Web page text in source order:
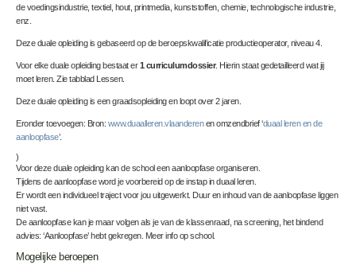
de voedingsindustrie, textiel, hout, printmedia, kunststoffen, chemie, technologische industrie,
enz.
Deze duale opleiding is gebaseerd op de beroepskwalificatieproductieoperator, niveau 4.
Voor elke duale opleiding bestaat er1 curriculumdossier. Hierin staat gedetailleerd wat jij
moet leren. Zie tabblad Lessen.
Deze duale opleiding is een graadsopleiding en loopt over 2 jaren.
Eronder toevoegen: Bron: www.duaalleren.vlaanderenen omzendbrief ‘duaal leren en de
aanloopfase’.
)
Voor deze duale opleiding kan de school een aanloopfase organiseren.
Tijdens de aanloopfase word je voorbereid op de instap in duaal leren.
Er wordt een individueel traject voor jou uitgewerkt. Duur en inhoud van de aanloopfase liggen
niet vast.
De aanloopfase kan je maar volgen als je van de klassenraad, na screening, het bindend
advies: ‘Aanloopfase’ hebt gekregen. Meer info op school.
Mogelijke beroepen